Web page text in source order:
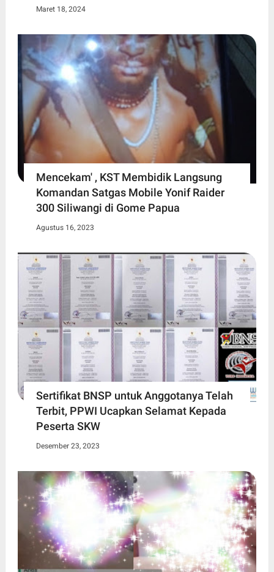
Maret 18, 2024
Mencekam' , KST Membidik Langsung
Komandan Satgas Mobile Yonif Raider
300 Siliwangi di Gome Papua
Agustus 16, 2023
Sertifikat BNSP untuk Anggotanya Telah
Terbit, PPWI Ucapkan Selamat Kepada
Peserta SKW
Desember 23, 2023